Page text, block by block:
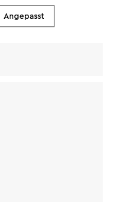
Angepasst